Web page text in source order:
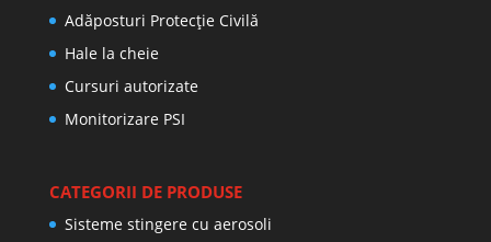
Adăposturi Protecție Civilă
Hale la cheie
Cursuri autorizate
Monitorizare PSI
CATEGORII DE PRODUSE
Sisteme stingere cu aerosoli